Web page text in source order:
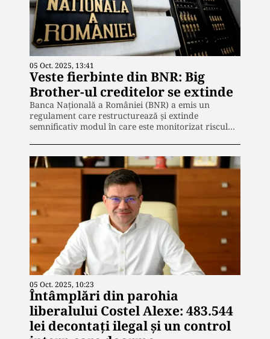
05 Oct. 2025, 13:41
Veste fierbinte din BNR: Big
Brother-ul creditelor se extinde
Banca Națională a României (BNR) a emis un
regulament care restructurează și extinde
semnificativ modul în care este monitorizat riscul…
05 Oct. 2025, 10:23
Întâmplări din parohia
liberalului Costel Alexe: 483.544
lei decontați ilegal și un control